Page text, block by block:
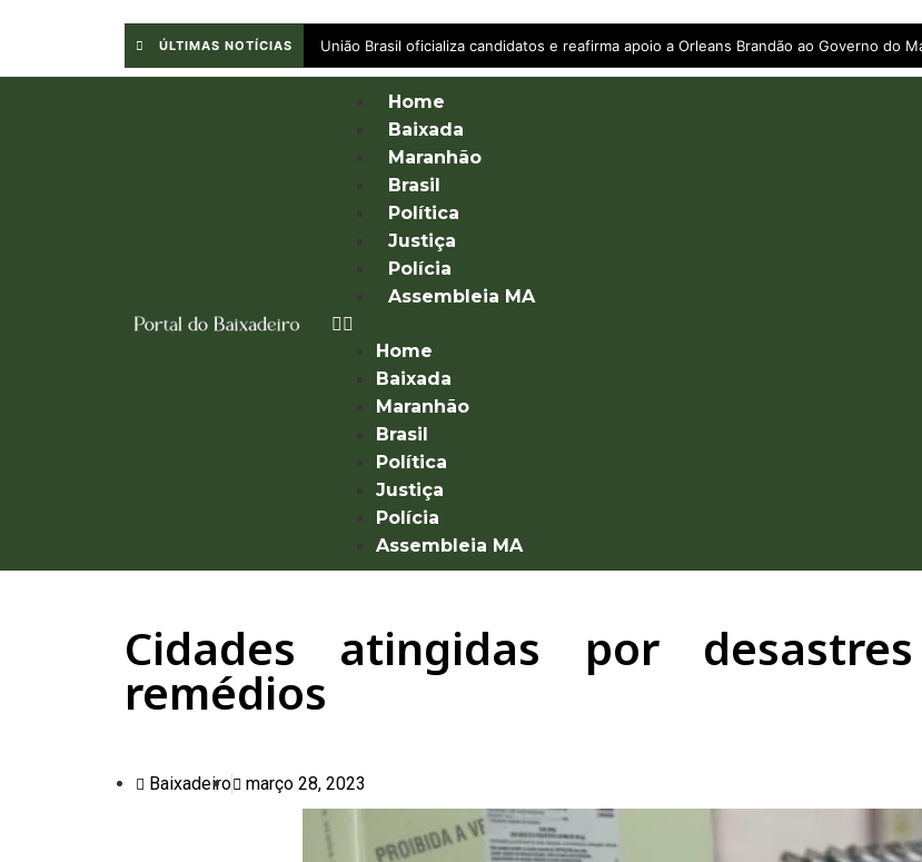
ÚLTIMAS NOTÍCIAS União Brasil oficializa candidatos e reafirma apoio a Orleans Brandão ao Governo do
Home
Baixada
Maranhão
Brasil
Política
Justiça
Polícia
Assembleia MA
Home
Baixada
Maranhão
Brasil
Política
Justiça
Polícia
Assembleia MA
Cidades atingidas por
remédios
Baixadeiro março 28, 2023